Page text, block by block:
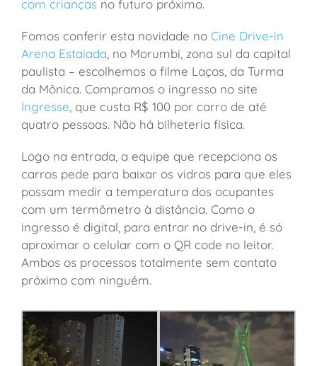
com crianças no futuro próximo.
Fomos conferir esta novidade no Cine Drive-in
Arena Estaiada , no Morumbi, zona sul da capital
paulista – escolhemos o filme Laços, da Turma
da Mônica. Compramos o ingresso no site
Ingresse , que custa R$ 100 por carro de até
quatro pessoas. Não há bilheteria física.
Logo na entrada, a equipe que recepciona os
carros pede para baixar os vidros para que eles
possam medir a temperatura dos ocupantes
com um termômetro à distância. Como o
ingresso é digital, para entrar no drive-in, é só
aproximar o celular com o QR code no leitor.
Ambos os processos totalmente sem contato
próximo com ninguém.